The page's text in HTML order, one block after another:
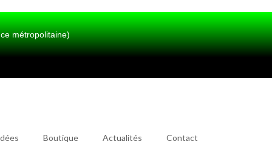
métropolitaine)
Boutique Actualités Contact